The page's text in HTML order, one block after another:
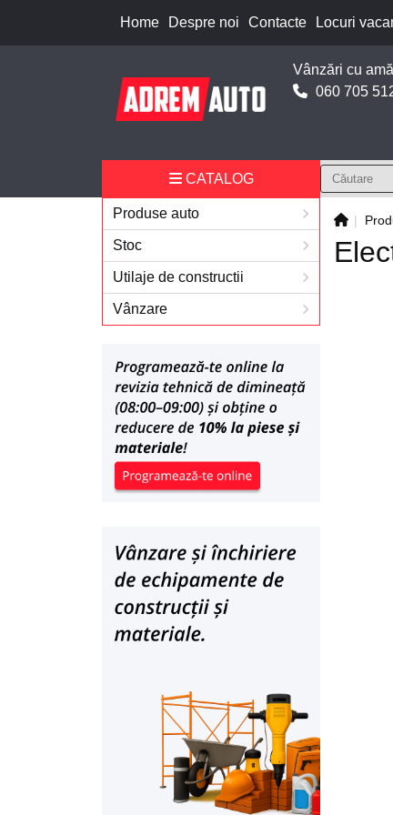
Home Despre noi Contacte Locuri
Vânzări cu
060 705
CATALOG
Produse auto
Stoc
Utilaje de constructii
Vânzare